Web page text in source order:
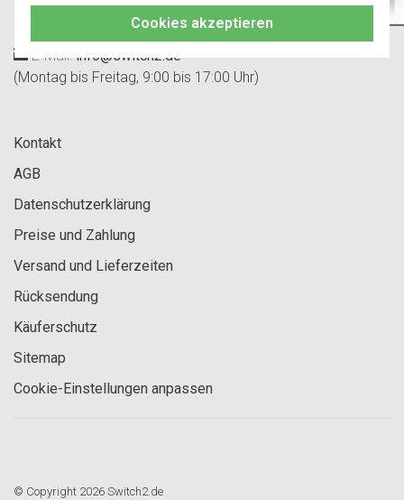
Cookies akzeptieren
E-Mail:info@switch2.de
(Montag bis Freitag, 9:00 bis 17:00 Uhr)
Kontakt
AGB
Datenschutzerklärung
Preise und Zahlung
Versand und Lieferzeiten
Rücksendung
Käuferschutz
Sitemap
Cookie-Einstellungen anpassen
© Copyright 2026 Switch2.de